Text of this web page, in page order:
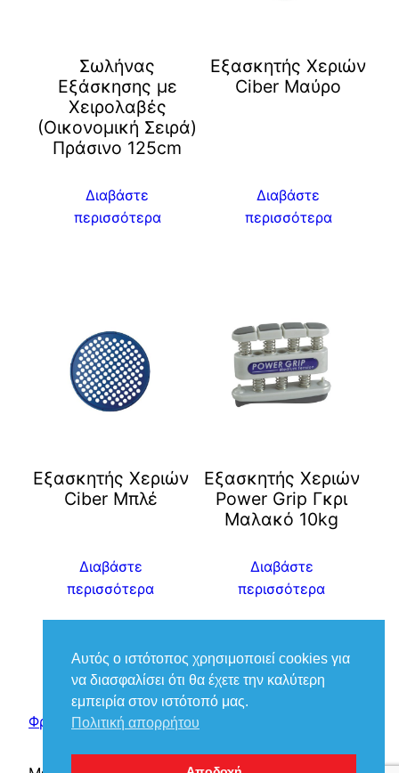
Σωλήνας
Εξάσκησης με
Χειρολαβές
(Οικονομική Σειρά)
Πράσινο 125cm
Διαβάστε
περισσότερα
Eξασκητής Χεριών
Ciber Μαύρο
Διαβάστε
περισσότερα
Eξασκητής Χεριών
Ciber Μπλέ
Διαβάστε
περισσότερα
Εξασκητής Χεριών
Power Grip Γκρι
Μαλακό 10kg
Διαβάστε
περισσότερα
Φροντίδα Ιατρικά – Βούκιας Βασίλειος
Αυτός ο ιστότοπος χρησιμοποιεί cookies για
να διασφαλίσει ότι θα έχετε την καλύτερη
εμπειρία στον ιστότοπό μας.
Πολιτική απορρήτου